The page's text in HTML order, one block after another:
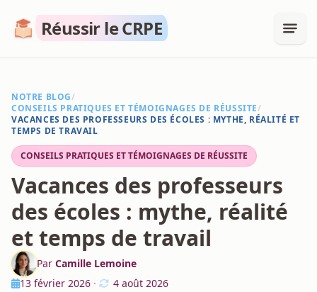
Réussir le CRPE
NOTRE BLOG/
CONSEILS PRATIQUES ET TÉMOIGNAGES DE RÉUSSITE/
VACANCES DES PROFESSEURS DES ÉCOLES : MYTHE, RÉALITÉ ET
TEMPS DE TRAVAIL
CONSEILS PRATIQUES ET TÉMOIGNAGES DE RÉUSSITE
Vacances des professeurs
des écoles : mythe, réalité
et temps de travail
Par Camille Lemoine
13 février 2026 ·
4 août 2026